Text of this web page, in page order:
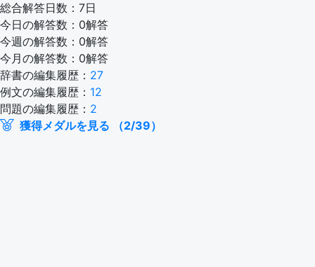
総合解答日数：7日
今日の解答数：0解答
今週の解答数：0解答
今月の解答数：0解答
辞書の編集履歴： 27
例文の編集履歴： 12
問題の編集履歴： 2
獲得メダルを見る （2/39）